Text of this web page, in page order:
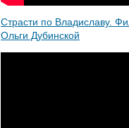
Страсти по Владиславу.
Ольги Дубинской